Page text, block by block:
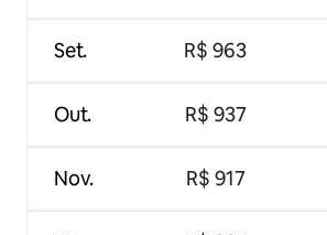
Set.
Out.
Nov.
R$ 963
R$ 937
R$ 917